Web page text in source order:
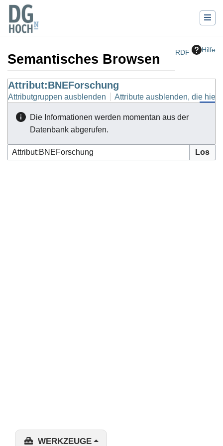
RDF Hilfe
Semantisches Browsen
Wechseln zu:Navigation,Suche
Attribut:BNEForschung
Attributgruppen ausblenden Attribute ausblenden, die
Die Informationen werden momentan aus der
Datenbank abgerufen.
WERKZEUGE